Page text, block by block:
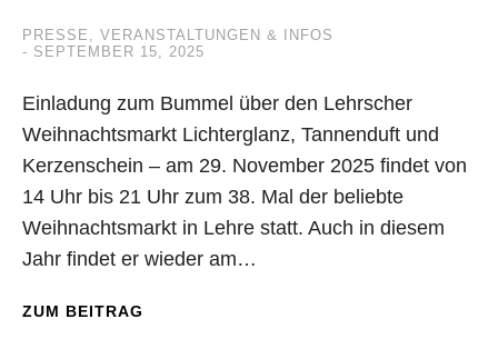
PRESSE , VERANSTALTUNGEN & INFOS
SEPTEMBER 15, 2025
Einladung zum Bummel über den Lehrscher
Weihnachtsmarkt Lichterglanz, Tannenduft und
Kerzenschein – am 29. November 2025 findet von
14 Uhr bis 21 Uhr zum 38. Mal der beliebte
Weihnachtsmarkt in Lehre statt. Auch in diesem
Jahr findet er wieder am…
ZUM BEITRAG